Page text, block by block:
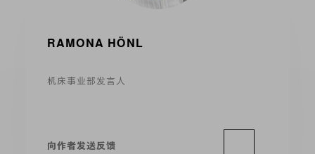
RAMONA HÖNL
机床事业部发言人
向作者发送反馈